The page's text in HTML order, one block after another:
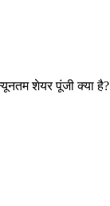
शेयर पूंजी क्या है?